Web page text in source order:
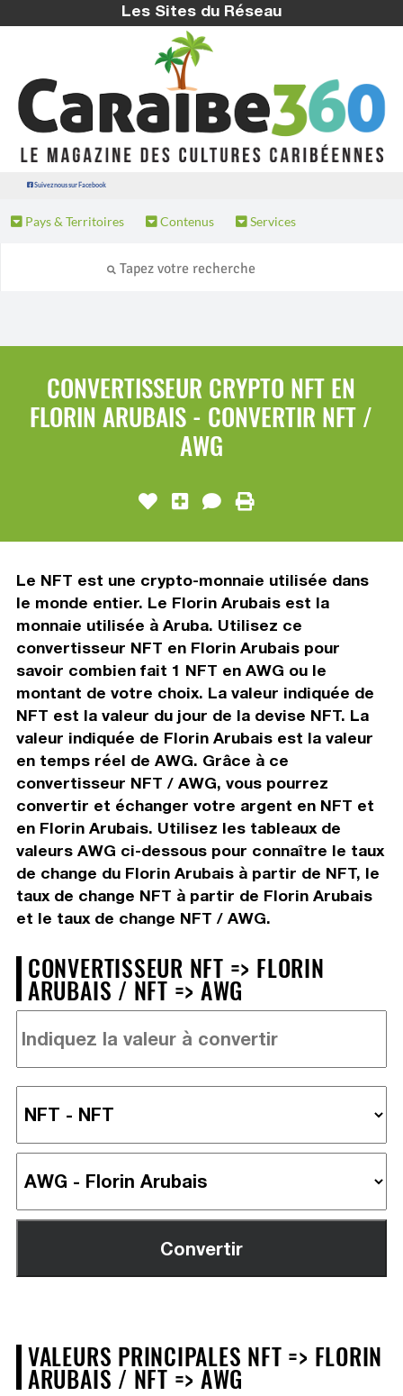
Les Sites du Réseau
Suivez nous sur Facebook
Pays & Territoires Contenus Services
CONVERTISSEUR CRYPTO NFT EN
FLORIN ARUBAIS - CONVERTIR NFT /
AWG
Le NFT est une crypto-monnaie utilisée dans
le monde entier. Le Florin Arubais est la
monnaie utilisée à Aruba. Utilisez ce
convertisseur NFT en Florin Arubais pour
savoir combien fait 1 NFT en AWG ou le
montant de votre choix. La valeur indiquée de
NFT est la valeur du jour de la devise NFT. La
valeur indiquée de Florin Arubais est la valeur
en temps réel de AWG. Grâce à ce
convertisseur NFT / AWG, vous pourrez
convertir et échanger votre argent en NFT et
en Florin Arubais. Utilisez les tableaux de
valeurs AWG ci-dessous pour connaître le taux
de change du Florin Arubais à partir de NFT, le
taux de change NFT à partir de Florin Arubais
et le taux de change NFT / AWG.
CONVERTISSEUR NFT => FLORIN
ARUBAIS / NFT => AWG
VALEURS PRINCIPALES NFT => FLORIN
ARUBAIS / NFT => AWG